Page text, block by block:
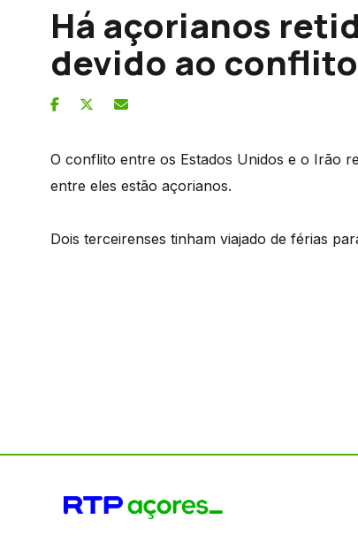
Há açorianos
devido ao conflito
O conflito entre os Estados Unidos e o Irão
entre eles estão açorianos.
Dois terceirenses tinham viajado de férias